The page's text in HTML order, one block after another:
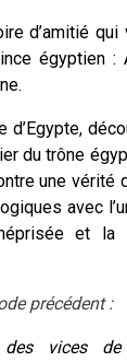
d’amitié
égyptien
d’Egypte,
du trône
une vérité
avec
et
précédent :
des vices de